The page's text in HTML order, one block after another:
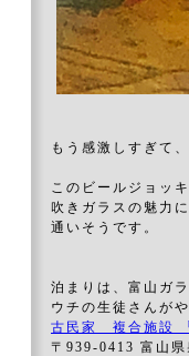
もう感激しすぎて
このビールジョッ
吹きガラスの魅力
通いそうです。
泊まりは、富山ガ
ウチの生徒さんが
古民家 複合施設
〒939-0413 富山